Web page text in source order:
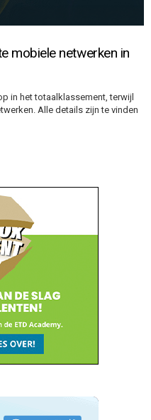
mobiele netwerken in
in het totaalklassement, terwijl
Alle details zijn te vinden